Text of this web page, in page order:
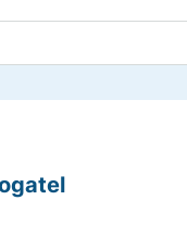
nutricional ou